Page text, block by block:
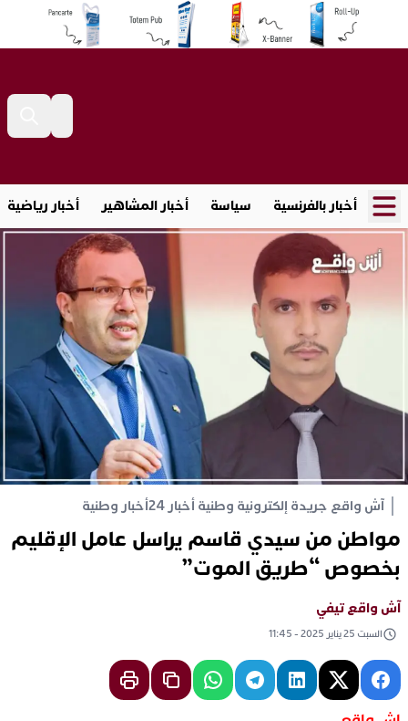
أخبار بالفرنسية سياسة أخبار المشاهير أخبار رياضية
آش واقع جريدة إلكترونية وطنية أخبار 24 أخبار وطنية
مواطن من سيدي قاسم يراسل عامل الإقليم
بخصوص “طريق الموت”
آش واقع تيفي
السبت 25 يناير 2025 - 11:45